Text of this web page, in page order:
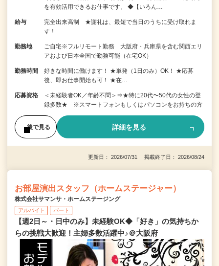
を有効活用できるお仕事です。 ◆【いろん…
給与
完全出来高制 ★謝礼は、最短で当日のうちに受け取れま
す！
勤務地
ご自宅※フルリモート勤務 大阪府・兵庫県を含む関西エリ
アおよび日本全国で勤務可能（在宅OK）
勤務時間
好きな時間に働けます！ ★単発（1日のみ）OK！ ★応募
後、即お仕事開始も可！ ★在…
応募資格
＜未経験者OK／年齢不問＞⇒★特に20代〜50代の女性の登
録多数★ ※スマートフォンもしくはパソコンをお持ちの方
後で見る 詳細を見る
更新日： 2026/07/31 掲載終了日： 2026/08/24
お部屋演出スタッフ（ホームステージャー）
株式会社サマンサ・ホームステージング
アルバイト パート
【週2日～・日中のみ】未経験OK◆「好き」の気持ちか
らの挑戦大歓迎！主婦多数活躍中♪＠大阪府